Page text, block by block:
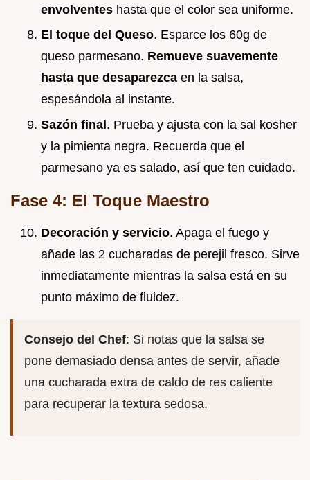
envolventes hasta que el color sea uniforme.
El toque del Queso. Esparce los 60g de
queso parmesano. Remueve suavemente
hasta que desaparezca en la salsa,
espesándola al instante.
Sazón final. Prueba y ajusta con la sal kosher
y la pimienta negra. Recuerda que el
parmesano ya es salado, así que ten cuidado.
Fase 4: El Toque Maestro
Decoración y servicio. Apaga el fuego y
añade las 2 cucharadas de perejil fresco. Sirve
inmediatamente mientras la salsa está en su
punto máximo de fluidez.
Consejo del Chef: Si notas que la salsa se
pone demasiado densa antes de servir, añade
una cucharada extra de caldo de res caliente
para recuperar la textura sedosa.